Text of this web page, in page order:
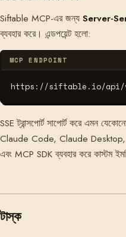
Siftable MCP-এর জন্য Server-
ব্যবহার করে। এন্ডপয়েন্ট হলো:
MCP ENDPOINT
https://siftable.io/api/
SSE ট্রান্সপোর্ট সাপোর্ট করে এমন
Claude Code, Claude
এবং MCP SDK ব্যবহার করে কাস্টম
টাস্ক